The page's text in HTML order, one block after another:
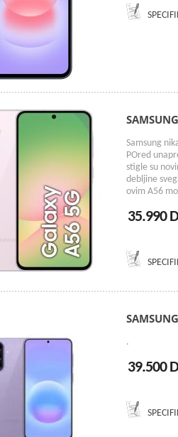
Samsung
POred
stigle su
debljine
ovim A56
35.990
.
39.500